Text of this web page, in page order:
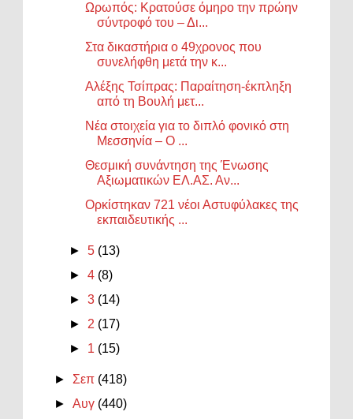
Ωρωπός: Κρατούσε όμηρο την πρώην
σύντροφό του – Δι...
Στα δικαστήρια ο 49χρονος που
συνελήφθη μετά την κ...
Αλέξης Τσίπρας: Παραίτηση-έκπληξη
από τη Βουλή μετ...
Νέα στοιχεία για το διπλό φονικό στη
Μεσσηνία – Ο ...
Θεσμική συνάντηση της Ένωσης
Αξιωματικών ΕΛ.ΑΣ. Αν...
Ορκίστηκαν 721 νέοι Αστυφύλακες της
εκπαιδευτικής ...
►5 (13)
►4 (8)
►3 (14)
► 2 (17)
► 1 (15)
► Σεπ (418)
►Αυγ (440)